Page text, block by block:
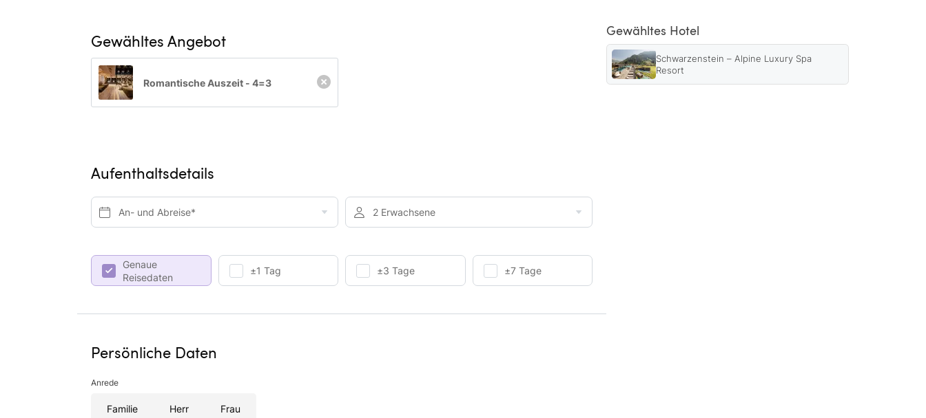
Gewähltes Angebot
Romantische Auszeit - 4=3
Aufenthaltsdetails
An- und Abreise* 2 Erwachsene
Genaue
Reisedaten
±1 Tag ±3 Tage ±7 Tage
Persönliche Daten
Anrede
Familie Herr Frau
Gewähltes Hotel
Schwarzenstein – Alpine Luxury Spa
Resort